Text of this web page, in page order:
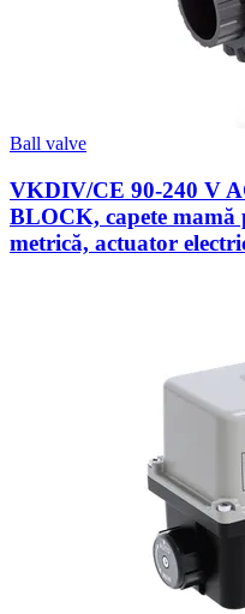
Ball valve
VKDIV/CE 90-240 V
BLOCK, capete mamă
metrică, actuator